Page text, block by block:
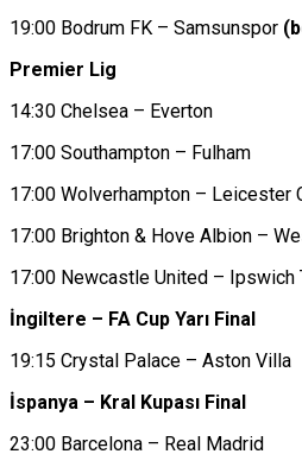
19:00 Bodrum FK – Samsunspor
Premier Lig
14:30 Chelsea – Everton
17:00 Southampton – Fulham
17:00 Wolverhampton – Leicester
17:00 Brighton & Hove Albion –
17:00 Newcastle United – Ipswich
İngiltere – FA Cup Yarı Final
19:15 Crystal Palace – Aston Villa
İspanya – Kral Kupası Final
23:00 Barcelona – Real Madrid